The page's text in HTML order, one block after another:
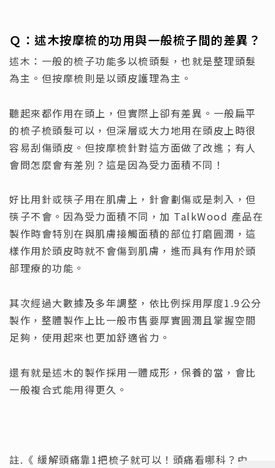
Ｑ： 述木按摩梳的功用與一般梳子間的差異？
述木：一般的梳子功能多以梳頭髮，也就是整理頭髮
為主。但按摩梳則是以頭皮護理為主。
聽起來都作用在頭上，但實際上卻有差異。一般扁平
的梳子梳頭髮可以，但深層或大力地用在頭皮上時很
容易刮傷頭皮。但按摩梳針對這方面做了改進；有人
會問怎麼會有差別？這是因為受力面積不同！
好比用針或筷子用在肌膚上，針會劃傷或是刺入，但
筷子不會。因為受力面積不同，加 TalkWood 產品在
製作時會特別在與肌膚接觸面積的部位打磨圓潤，這
樣作用於頭皮時就不會傷到肌膚，進而具有作用於頭
部理療的功能。
其次經過大數據及多年調整，依比例採用厚度1.9公分
製作，整體製作上比一般市售要厚實圓潤且掌握空間
足夠，使用起來也更加舒適省力。
還有就是述木的製作採用一體成形，保養的當，會比
一般複合式能用得更久。
註.《 緩解頭痛靠1把梳子就可以！頭痛看哪科？中